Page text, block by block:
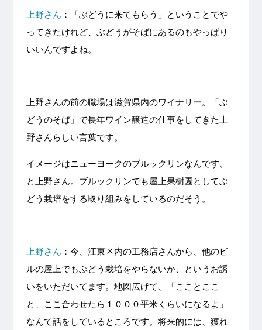
上野さん ：「ぶどうに来てもらう」ということでや
ってきたけれど、ぶどうがそばにあるのもやっぱり
いいんですよね。
上野さんの前の職場は滋賀県内のワイナリー。「ぶ
どうのそば」で長年ワイン醸造の仕事をしてきた上
野さんらしい言葉です。
イメージはニューヨークのブルックリンなんです、
と上野さん。ブルックリンでも屋上果樹園としてぶ
どう栽培をする取り組みをしているのだそう。
上野さん ：今、江東区内の工務店さんから、他のビ
ルの屋上でもぶどう栽培をやらないか、というお誘
いをいただいてます。地図広げて、「こことここ
と、ここ合わせたら１０００平米くらいになるよ」
なんて話をしているところです。将来的には、獲れ